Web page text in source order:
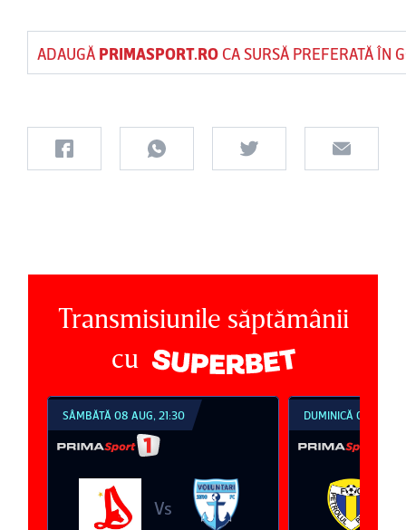
ADAUGĂ PRIMASPORT.ROCA SURSĂ PREFERATĂ ÎN
Transmisiunile săptămânii
cu
SÂMBĂTĂ 08 AUG, 21:30
Vs
DUMINICĂ 09 AUG,